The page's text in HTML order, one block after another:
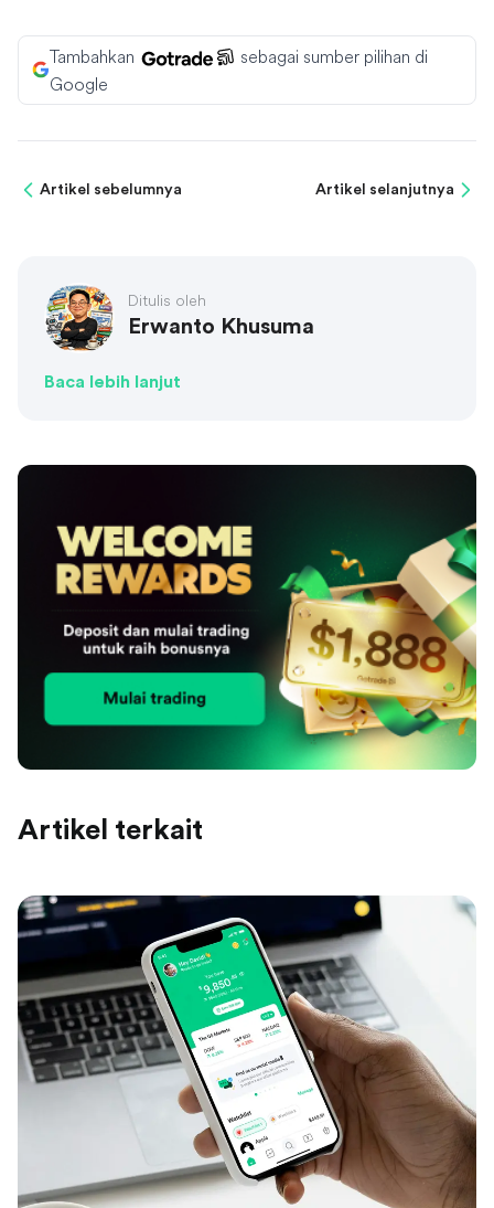
Tambahkan
sebagai sumber pilihan di
Google
Artikel sebelumnya Artikel selanjutnya
Ditulis oleh
Erwanto Khusuma
Baca lebih lanjut
Artikel terkait